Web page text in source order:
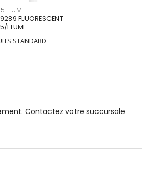
FLUORESCENT
ELUME
STANDARD
Contactez votre succursale